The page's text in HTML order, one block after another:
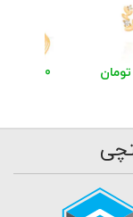
48,541,000